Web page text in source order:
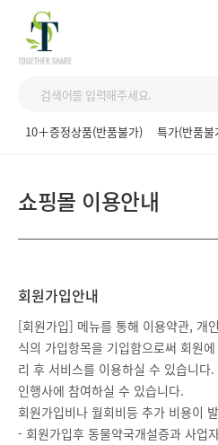
10＋증정상품(반품불가) 특가(반품불
쇼핑몰 이용안내
회원가입안내
[회원가입] 메뉴를 통해 이용약관, 개
식의 가입항목을 기입함으로써 회원
리 후 서비스를 이용하실 수 있습니
인행사에 참여하실 수 있습니다.
회원가입비나 월회비등 추가 비용이
- 회원가입후 동물약국개설증과 사업